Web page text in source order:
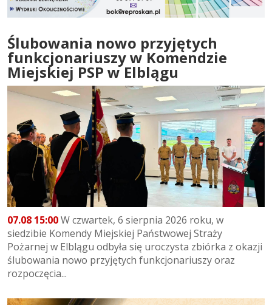
Ślubowania nowo przyjętych
funkcjonariuszy w Komendzie
Miejskiej PSP w Elblągu
07.08 15:00W czwartek, 6 sierpnia 2026 roku, w
siedzibie Komendy Miejskiej Państwowej Straży
Pożarnej w Elblągu odbyła się uroczysta zbiórka z okazji
ślubowania nowo przyjętych funkcjonariuszy oraz
rozpoczęcia...